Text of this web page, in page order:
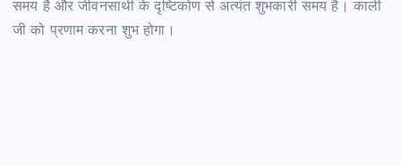
समय है और जीवनसाथी के दृष्टिकोण से अत्यंत शुभकारी समय है। काली
जी को प्रणाम करना शुभ होगा।